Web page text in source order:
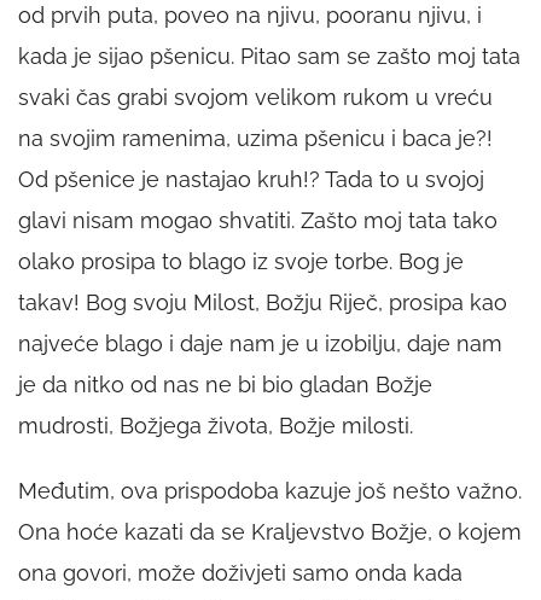
od prvih puta, poveo na njivu, pooranu njivu, i
kada je sijao pšenicu. Pitao sam se zašto moj tata
svaki čas grabi svojom velikom rukom u vreću
na svojim ramenima, uzima pšenicu i baca je?!
Od pšenice je nastajao kruh!? Tada to u svojoj
glavi nisam mogao shvatiti. Zašto moj tata tako
olako prosipa to blago iz svoje torbe. Bog je
takav! Bog svoju Milost, Božju Riječ, prosipa kao
najveće blago i daje nam je u izobilju, daje nam
je da nitko od nas ne bi bio gladan Božje
mudrosti, Božjega života, Božje milosti.
Međutim, ova prispodoba kazuje još nešto važno.
Ona hoće kazati da se Kraljevstvo Božje, o kojem
ona govori, može doživjeti samo onda kada